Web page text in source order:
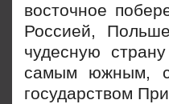
восточное
Россией,
чудесную
самым южным,
государством